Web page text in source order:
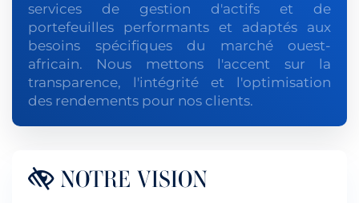
services de gestion d'actifs et de
portefeuilles performants et adaptés aux
besoins spécifiques du marché ouest-
africain. Nous mettons l'accent sur la
transparence, l'intégrité et l'optimisation
des rendements pour nos clients.
NOTRE VISION